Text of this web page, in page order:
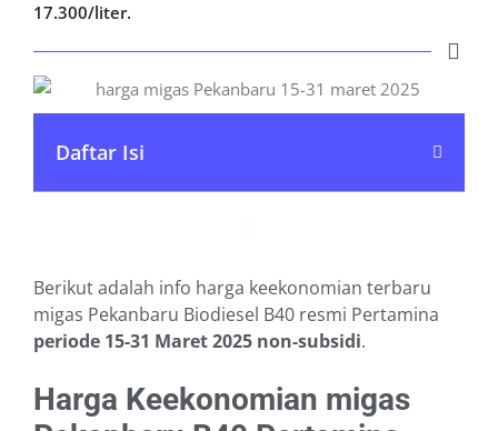
17.300/liter.
Daftar Isi
Berikut adalah info harga keekonomian terbaru
migas Pekanbaru Biodiesel B40 resmi Pertamina
periode 15-31 Maret 2025 non-subsidi.
Harga Keekonomian migas